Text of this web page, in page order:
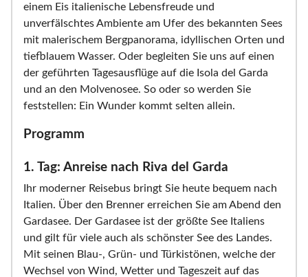
einem Eis italienische Lebensfreude und
unverfälschtes Ambiente am Ufer des bekannten Sees
mit malerischem Bergpanorama, idyllischen Orten und
tiefblauem Wasser. Oder begleiten Sie uns auf einen
der geführten Tagesausflüge auf die Isola del Garda
und an den Molvenosee. So oder so werden Sie
feststellen: Ein Wunder kommt selten allein.
Programm
1. Tag: Anreise nach Riva del Garda
Ihr moderner Reisebus bringt Sie heute bequem nach
Italien. Über den Brenner erreichen Sie am Abend den
Gardasee. Der Gardasee ist der größte See Italiens
und gilt für viele auch als schönster See des Landes.
Mit seinen Blau-, Grün- und Türkistönen, welche der
Wechsel von Wind, Wetter und Tageszeit auf das